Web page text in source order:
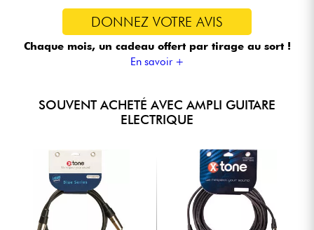
DONNEZ VOTRE AVIS
Chaque mois, un cadeau offert par tirage au sort !
En savoir +
SOUVENT ACHETÉ AVEC AMPLI GUITARE
ELECTRIQUE